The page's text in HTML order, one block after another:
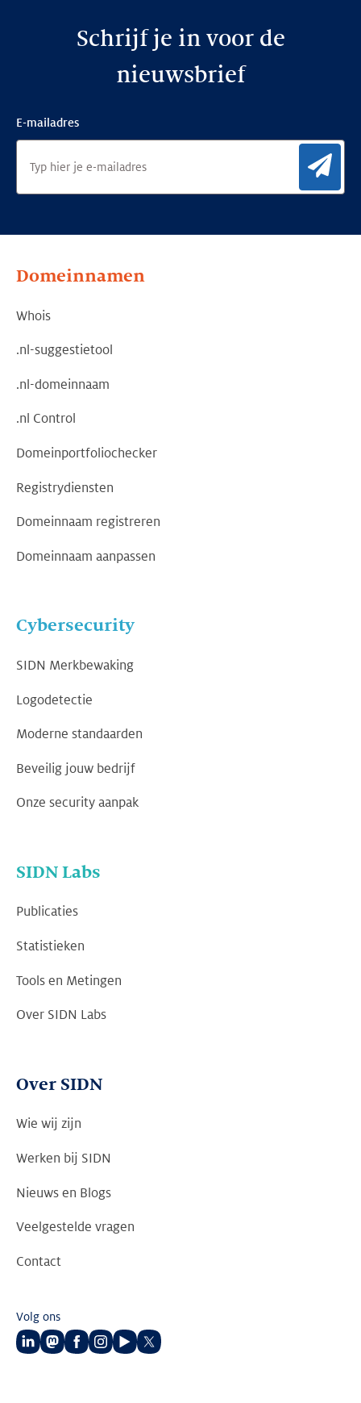
Schrijf je in voor de
nieuwsbrief
E-mailadres
Domeinnamen
Whois
.nl-suggestietool
.nl-domeinnaam
.nl Control
Domeinportfoliochecker
Registrydiensten
Domeinnaam registreren
Domeinnaam aanpassen
Cybersecurity
SIDN Merkbewaking
Logodetectie
Moderne standaarden
Beveilig jouw bedrijf
Onze security aanpak
SIDN Labs
Publicaties
Statistieken
Tools en Metingen
Over SIDN Labs
Over SIDN
Wie wij zijn
Werken bij SIDN
Nieuws en Blogs
Veelgestelde vragen
Contact
Volg ons